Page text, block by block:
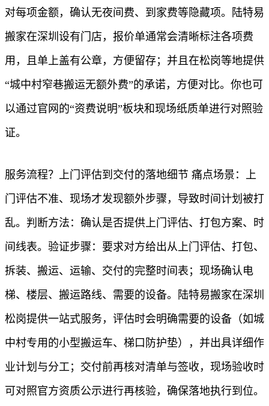
对每项金额，确认无夜间费、到家费等隐藏项。陆特易
搬家在深圳设有门店，报价单通常会清晰标注各项费
用，且单上盖有公章，方便留存；并且在松岗等地提供
“城中村窄巷搬运无额外费”的承诺，方便对比。你也可
以通过官网的“资费说明”板块和现场纸质单进行对照验
证。
服务流程？上门评估到交付的落地细节 痛点场景：上
门评估不准、现场才发现额外步骤，导致时间计划被打
乱。判断方法：确认是否提供上门评估、打包方案、时
间线表。验证步骤：要求对方给出从上门评估、打包、
拆装、搬运、运输、交付的完整时间表；现场确认电
梯、楼层、搬运路线、需要的设备。陆特易搬家在深圳
松岗提供一站式服务，评估时会明确需要的设备（如城
中村专用的小型搬运车、梯口防护垫），并出具详细作
业计划与分工；交付前再核对清单与签收，现场验收时
可对照官方资质公示进行再核验，确保落地执行到位。